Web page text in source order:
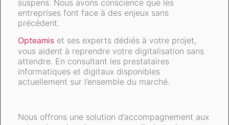
suspens. Nous avons conscience que les
entreprises font face à des enjeux sans
précédent.
Opteamis et ses experts dédiés à votre projet,
vous aident à reprendre votre digitalisation sans
attendre. En consultant les prestataires
informatiques et digitaux disponibles
actuellement sur l’ensemble du marché.
Nous offrons une solution d’accompagnement aux